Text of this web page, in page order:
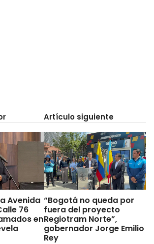
Avenida
76
en
Artículo siguiente
“Bogotá no queda por
fuera del proyecto
Regiotram Norte”,
gobernador Jorge Emilio
Rey